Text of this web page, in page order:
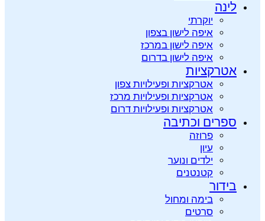
לינה
יוקרתי
איפה לישון בצפון
איפה לישון במרכז
איפה לישון בדרום
אטרקציות
אטרקציות ופעילויות צפון
אטרקציות ופעילויות מרכז
אטרקציות ופעילויות דרום
ספרים וכתיבה
פרוזה
עיון
ילדים ונוער
קטנטנים
בידור
בימה ומחול
סרטים